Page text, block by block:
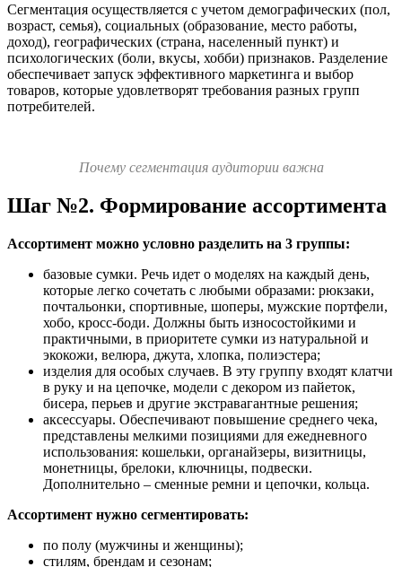
Сегментация осуществляется с учетом демографических (пол,
возраст, семья), социальных (образование, место работы,
доход), географических (страна, населенный пункт) и
психологических (боли, вкусы, хобби) признаков. Разделение
обеспечивает запуск эффективного маркетинга и выбор
товаров, которые удовлетворят требования разных групп
потребителей.
Почему сегментация аудитории важна
Шаг №2. Формирование ассортимента
Ассортимент можно условно разделить на 3 группы:
базовые сумки. Речь идет о моделях на каждый день,
которые легко сочетать с любыми образами: рюкзаки,
почтальонки, спортивные, шоперы, мужские портфели,
хобо, кросс-боди. Должны быть износостойкими и
практичными, в приоритете сумки из натуральной и
экокожи, велюра, джута, хлопка, полиэстера;
изделия для особых случаев. В эту группу входят клатчи
в руку и на цепочке, модели с декором из пайеток,
бисера, перьев и другие экстравагантные решения;
аксессуары. Обеспечивают повышение среднего чека,
представлены мелкими позициями для ежедневного
использования: кошельки, органайзеры, визитницы,
монетницы, брелоки, ключницы, подвески.
Дополнительно – сменные ремни и цепочки, кольца.
Ассортимент нужно сегментировать:
по полу (мужчины и женщины);
стилям, брендам и сезонам;